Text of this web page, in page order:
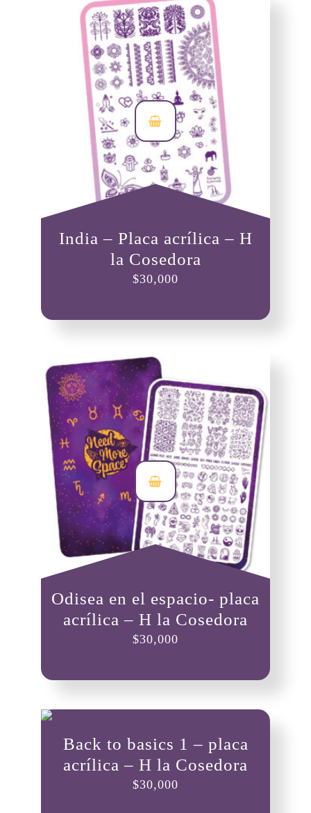
India – Placa acrílica – H
la Cosedora
$30,000
Odisea en el espacio- placa
acrílica – H la Cosedora
$30,000
Back to basics 1 – placa
acrílica – H la Cosedora
$30,000